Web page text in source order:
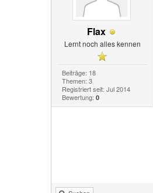
Flax
Lernt noch alles kennen
Beiträge: 18
Themen: 3
Registriert seit: Jul 2014
Bewertung: 0